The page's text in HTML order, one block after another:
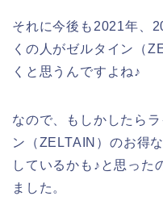
それに今後も2021年、
くの人がゼルタイン（
くと思うんですよね♪
なので、もしかしたら
ン（ZELTAIN）のお得
しているかも♪と思った
ました。